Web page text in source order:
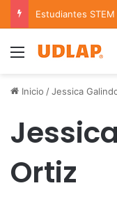
Menu
Inicio /Jessica
Ortiz